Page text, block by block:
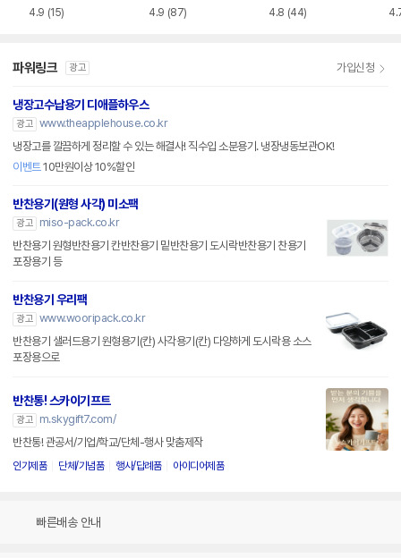
4.9 (15) 4.9 (87) 4.8 (44)
파워링크 광고 가입신청
냉장고수납용기 디애플하우스
광고 www.theapplehouse.co.kr
냉장고를 깔끔하게 정리할 수 있는 해결사! 직수입 소분용기. 냉장냉동보관OK!
이벤트10만원이상 10%할인
반찬용기(원형 사각) 미소팩
광고
miso-pack.co.kr
반찬용기 원형반찬용기 칸반찬용기 밑반찬용기 도시락반찬용기 찬용기
포장용기 등
반찬용기 우리팩
광고 www.wooripack.co.kr
반찬용기 샐러드용기 원형용기(칸) 사각용기(칸) 다양하게 도시락용 소스
포장용으로
반찬통! 스카이기프트
광고
m.skygift7.com/
반찬통! 관공서/기업/학교/단체-행사 맞춤제작
인기제품 단체/기념품 행사/답례품 아이디어제품
빠른배송 안내